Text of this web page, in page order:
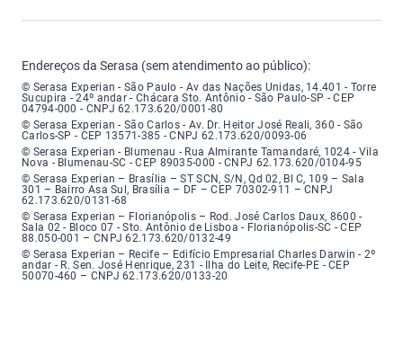
Endereços da Serasa (sem atendimento ao público):
Serasa Experian - São Paulo - Endereço: Avenida das Nações Unidas,
© Serasa Experian - São Paulo - Av das Nações Unidas, 14.401 - Torre
Sucupira - 24º andar - Chácara Sto. Antônio - São Paulo-SP - CEP
04794-000 - CNPJ 62.173.620/0001-80
Serasa Experian - São Carlos - Endereço: Avenida Doutor Heitor José
© Serasa Experian - São Carlos - Av. Dr. Heitor José Reali, 360 - São
Carlos-SP - CEP 13571-385 - CNPJ 62.173.620/0093-06
Serasa Experian - Blumenau - Endereço: Rua Almirante Tamandaré,
© Serasa Experian - Blumenau - Rua Almirante Tamandaré, 1024 - Vila
Nova - Blumenau-SC - CEP 89035-000 - CNPJ 62.173.620/0104-95
Serasa Experian - Brasília, Endereço: Setor Comercial Norte, sem
© Serasa Experian – Brasília – ST SCN, S/N, Qd 02, Bl C, 109 – Sala
301 – Bairro Asa Sul, Brasília – DF – CEP 70302-911 – CNPJ
62.173.620/0131-68
Serasa Experian - Florianópolis, Endereço: Rodovia José Carlos, número
© Serasa Experian – Florianópolis – Rod. José Carlos Daux, 8600 -
Sala 02 - Bloco 07 - Sto. Antônio de Lisboa - Florianópolis-SC - CEP
88.050-001 – CNPJ 62.173.620/0132-49
Serasa Experian - Recife, Endereço: Edifício Empresarial Charles Darwin,
© Serasa Experian – Recife – Edifício Empresarial Charles Darwin - 2º
andar - R. Sen. José Henrique, 231 - Ilha do Leite, Recife-PE - CEP
50070-460 – CNPJ 62.173.620/0133-20